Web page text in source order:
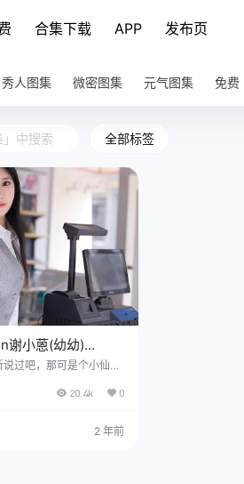
合集下载 APP 发布页
秀人图集 微密图集 元气图集 免费
全部标签
谢小蒽(幼幼)
699MB]
过吧，那可是个小仙女
，体重才 49 公斤，长
章末尾获取 她在模特
迷倒了一片粉丝，顺理
20.4k 0
2 年前